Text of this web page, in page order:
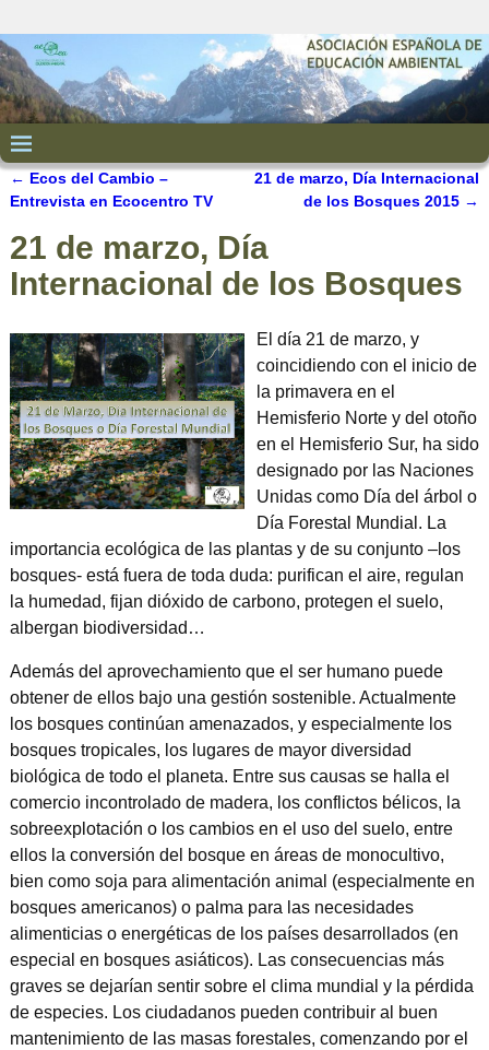
Navegación de entradas
← Ecos del Cambio –
Entrevista en Ecocentro TV
21 de marzo, Día Internacional
de los Bosques 2015 →
21 de marzo, Día
Internacional de los Bosques
El día 21 de marzo, y
coincidiendo con el inicio de
la primavera en el
Hemisferio Norte y del otoño
en el Hemisferio Sur, ha sido
designado por las Naciones
Unidas como Día del árbol o
Día Forestal Mundial. La
importancia ecológica de las plantas y de su conjunto –los
bosques- está fuera de toda duda: purifican el aire, regulan
la humedad, fijan dióxido de carbono, protegen el suelo,
albergan biodiversidad…
Además del aprovechamiento que el ser humano puede
obtener de ellos bajo una gestión sostenible. Actualmente
los bosques continúan amenazados, y especialmente los
bosques tropicales, los lugares de mayor diversidad
biológica de todo el planeta. Entre sus causas se halla el
comercio incontrolado de madera, los conflictos bélicos, la
sobreexplotación o los cambios en el uso del suelo, entre
ellos la conversión del bosque en áreas de monocultivo,
bien como soja para alimentación animal (especialmente en
bosques americanos) o palma para las necesidades
alimenticias o energéticas de los países desarrollados (en
especial en bosques asiáticos). Las consecuencias más
graves se dejarían sentir sobre el clima mundial y la pérdida
de especies. Los ciudadanos pueden contribuir al buen
mantenimiento de las masas forestales, comenzando por el